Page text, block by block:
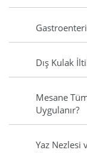
Dış Kulak
Mesane
Uygulanır?
Yaz Nezlesi